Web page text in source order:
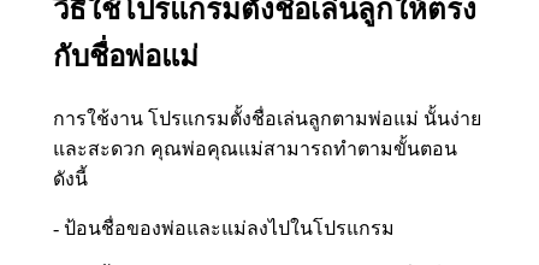
วิธีใช้โปรแกรมตั้งชื่อเล่นลูกให้ตรง
กับชื่อพ่อแม่
การใช้งาน โปรแกรมตั้งชื่อเล่นลูกตามพ่อแม่ นั้นง่าย
และสะดวก คุณพ่อคุณแม่สามารถทำตามขั้นตอน
ดังนี้
- ป้อนชื่อของพ่อและแม่ลงไปในโปรแกรม